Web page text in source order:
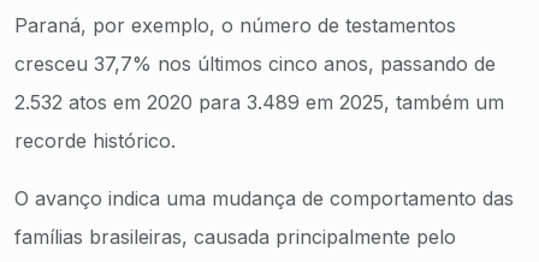
Paraná, por exemplo, o número de testamentos
cresceu 37,7% nos últimos cinco anos, passando de
2.532 atos em 2020 para 3.489 em 2025, também um
recorde histórico.
O avanço indica uma mudança de comportamento das
famílias brasileiras, causada principalmente pelo